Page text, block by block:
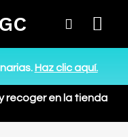
Haz clic aquí.
recoger en la tienda